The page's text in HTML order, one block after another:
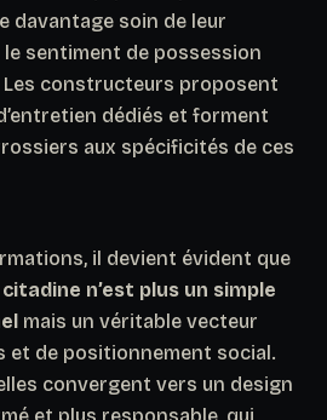
davantage soin de leur
sentiment de possession
Les constructeurs proposent
dédiés et forment
aux spécificités de ces
il devient évident que
n’est plus un simple
mais un véritable vecteur
et de positionnement social.
convergent vers un design
et plus responsable, qui